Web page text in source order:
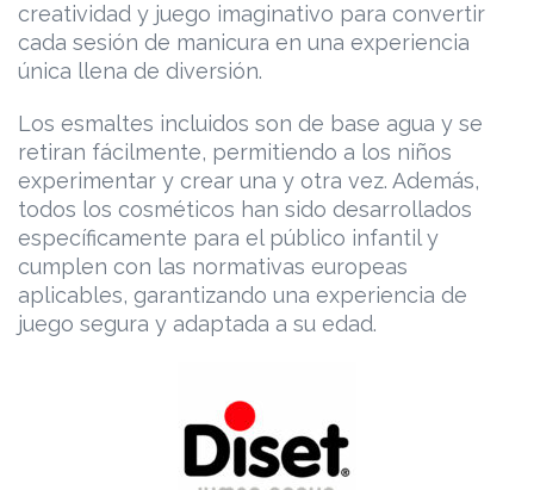
creatividad y juego imaginativo para convertir
cada sesión de manicura en una experiencia
única llena de diversión.
Los esmaltes incluidos son de base agua y se
retiran fácilmente, permitiendo a los niños
experimentar y crear una y otra vez. Además,
todos los cosméticos han sido desarrollados
específicamente para el público infantil y
cumplen con las normativas europeas
aplicables, garantizando una experiencia de
juego segura y adaptada a su edad.